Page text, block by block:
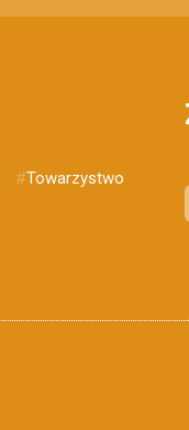
#Towarzystwo